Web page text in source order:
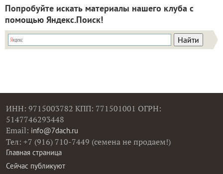
Попробуйте искать материалы нашего клуба с
помощью Яндекс.Поиск!
ИНН: 9715003782 КПП: 771501001 ОГРН:
5147746293448
Email: info@7dach.ru
Тел: +7 (916) 710-7449 (семена не продаем!)
Главная страница
Сейчас публикуют